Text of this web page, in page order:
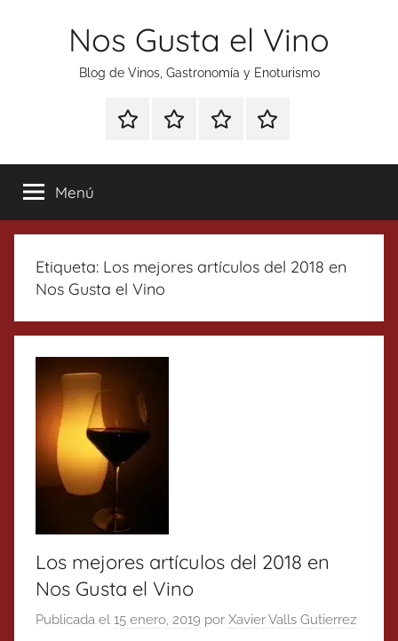
Nos Gusta el Vino
Blog de Vinos, Gastronomía y Enoturismo
Especial
Tonics
Enoturismo
Gastronomía
RankingContacto
Menú
Etiqueta: Los mejores artículos del 2018 en
Nos Gusta el Vino
Los mejores artículos del 2018 en
Nos Gusta el Vino
Publicada el 15 enero, 2019 por Xavier Valls Gutierrez